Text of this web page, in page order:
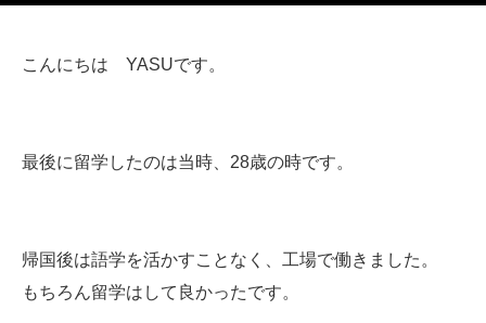
こんにちは YASUです。
最後に留学したのは当時、28歳の時です。
帰国後は語学を活かすことなく、工場で働きました。
もちろん留学はして良かったです。